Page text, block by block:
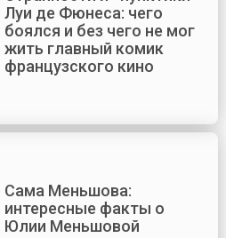
Луи де Фюнеса: чего
боялся и без чего не мог
жить главный комик
французского кино
Сама Меньшова:
интересные факты о
Юлии Меньшовой